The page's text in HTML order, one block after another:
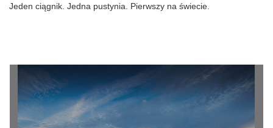
Jeden ciągnik. Jedna pustynia. Pierwszy na świecie.